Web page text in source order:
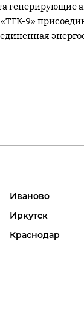
9»
Иваново
Иркутск
Краснодар